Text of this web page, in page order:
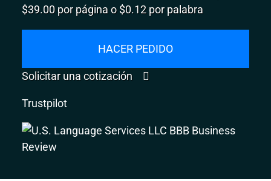
$39.00 por página o $0.12 por palabra
HACER PEDIDO
Solicitar una cotización
Trustpilot